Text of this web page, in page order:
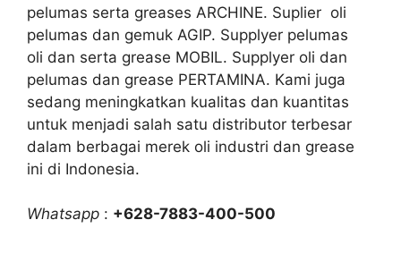
pelumas serta greases ARCHINE. Suplier oli
pelumas dan gemuk AGIP. Supplyer pelumas
oli dan serta grease MOBIL. Supplyer oli dan
pelumas dan grease PERTAMINA. Kami juga
sedang meningkatkan kualitas dan kuantitas
untuk menjadi salah satu distributor terbesar
dalam berbagai merek oli industri dan grease
ini di Indonesia.
Whatsapp : +628-7883-400-500